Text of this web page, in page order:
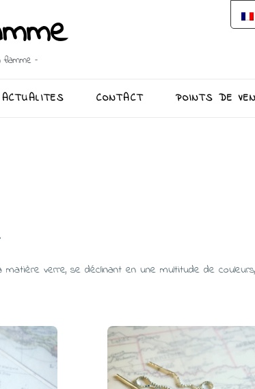
–
ACTUALITES CONTACT POINTS DE
verre, se déclinant en une multitude de